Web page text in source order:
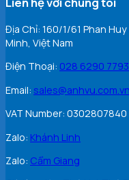
Địa Chỉ: 160/1/61 Phan
Minh, Việt Nam
Điện Thoại: 028 6290 7793
Email: sales@anhvu.com.vn
VAT Number: 0302807840
Zalo: Khánh Linh
Zalo: Cẩm Giang